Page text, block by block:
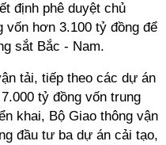
định phê duyệt chủ
hơn 3.100 tỷ đồng để
sắt Bắc - Nam.
tải, tiếp theo các dự án
tỷ đồng vốn trung
khai, Bộ Giao thông vận
đầu tư ba dự án cải tạo,